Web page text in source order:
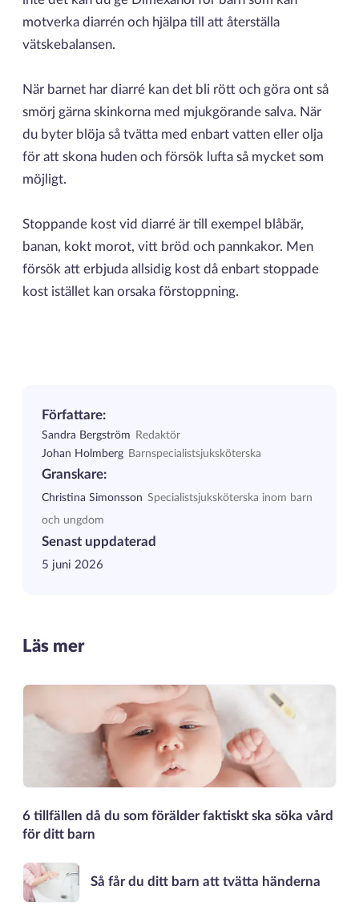
motverka diarrén och hjälpa till att återställa
vätskebalansen.
När barnet har diarré kan det bli rött och göra ont så
smörj gärna skinkorna med mjukgörande salva. När
du byter blöja så tvätta med enbart vatten eller olja
för att skona huden och försök lufta så mycket som
möjligt.
Stoppande kost vid diarré är till exempel blåbär,
banan, kokt morot, vitt bröd och pannkakor. Men
försök att erbjuda allsidig kost då enbart stoppade
kost istället kan orsaka förstoppning.
Författare:
Sandra Bergström
Redaktör
Johan Holmberg Barnspecialistsjuksköterska
Granskare:
Christina Simonsson Specialistsjuksköterska inom barn
och ungdom
Senast uppdaterad
5 juni 2026
Läs mer
6 tillfällen då du som förälder faktiskt ska söka vård
för ditt barn
Så får du ditt barn att tvätta händerna